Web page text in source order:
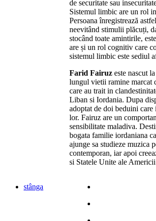
de securitate sau
Sistemul limbic are un rol
Persoana înregistrează
neevitând stimulii plăcuți,
stocând toate amintirile,
are și un rol cognitiv care
sistemul limbic este sediul
Farid Fairuzeste nascut
lungul vietii ramine marcat
care au trait in
Liban si Iordania. Dupa
adoptat de doi beduini
lor. Fairuz are un
sensibilitate maladiva.
bogata familie iordaniana
ajunge sa studieze muzica
contemporan, iar apoi
si Statele Unite ale
stânga